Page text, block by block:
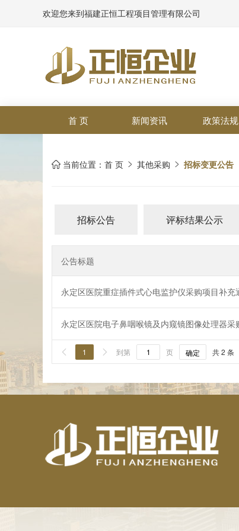
欢迎您来到福建正恒工程项目管理有限公司
首 页 新闻资讯 政策法规
 当前位置： 首 页  其他采购  招标变更公告
招标公告 评标结果公示
公告标题
永定区医院重症插件式心电监护仪采购项目补充
永定区医院电子鼻咽喉镜及内窥镜图像处理器采
 1  到第 页 确定 共 2 条